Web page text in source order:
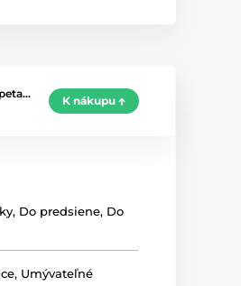
K nákupu
, Do predsiene, Do
, Umývateľné